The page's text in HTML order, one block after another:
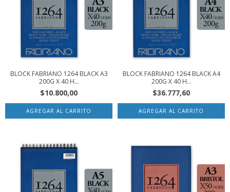
BLOCK FABRIANO 1264 BLACK A3
200G X 40 H...
$10.800,00
BLOCK FABRIANO 1264 BLACK A4
200G X 40 H...
$36.777,60